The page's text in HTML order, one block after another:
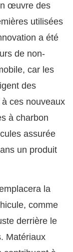
œuvre des
utilisées
a été
de non-
car les
des
ces nouveaux
à charbon
assurée
un produit
la
comme
derrière le
Matériaux